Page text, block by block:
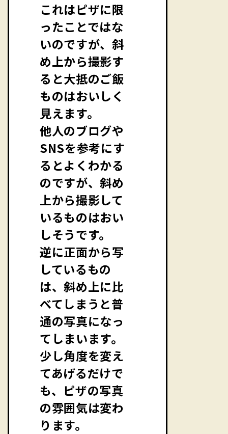
これはピザに限
ったことではな
いのですが、斜
め上から撮影す
ると大抵のご飯
ものはおいしく
見えます。
他人のブログや
SNSを参考にす
るとよくわかる
のですが、斜め
上から撮影して
いるものはおい
しそうです。
逆に正面から写
しているもの
は、斜め上に比
べてしまうと普
通の写真になっ
てしまいます。
少し角度を変え
てあげるだけで
も、ピザの写真
の雰囲気は変わ
ります。